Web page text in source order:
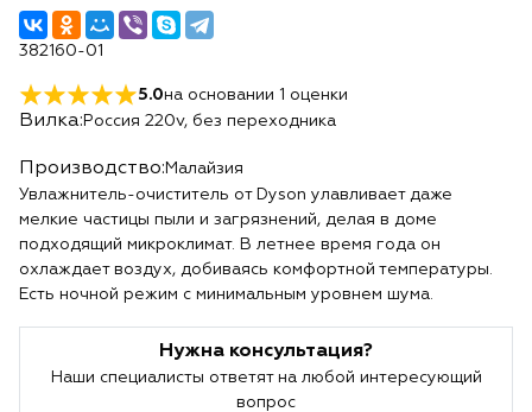
382160-01
5.0на основании 1 оценки
Вилка: Россия 220v, без переходника
Производство: Малайзия
Увлажнитель-очиститель от Dyson улавливает даже
мелкие частицы пыли и загрязнений, делая в доме
подходящий микроклимат. В летнее время года он
охлаждает воздух, добиваясь комфортной температуры.
Есть ночной режим с минимальным уровнем шума.
Нужна консультация?
Наши специалисты ответят на любой интересующий
вопрос